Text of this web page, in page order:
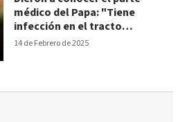
14 de Febrero de 2025
médico del Papa: "Tiene
infección en el tracto
respiratorio"